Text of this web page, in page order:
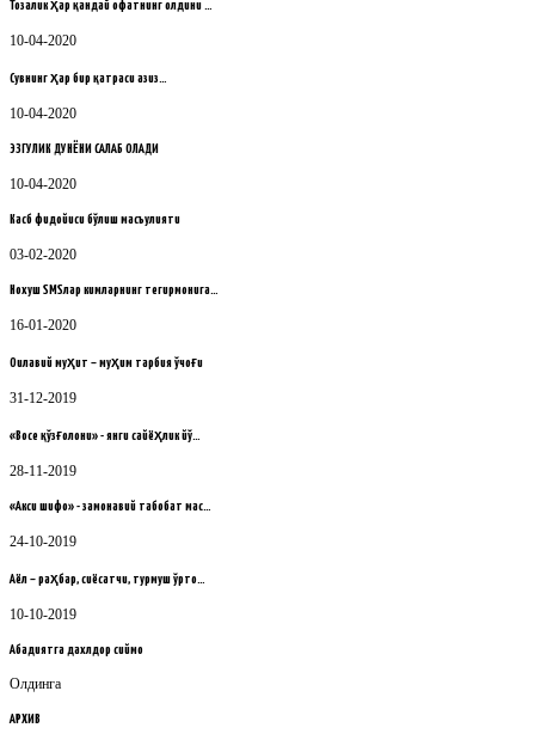
Тозалик ҳар қандай офатнинг олдини …
10-04-2020
Сувнинг ҳар бир қатраси азиз…
10-04-2020
ЭЗГУЛИК ДУНЁНИ САҚЛАБ ҚОЛАДИ
10-04-2020
Касб фидойиси бўлиш масъулияти
03-02-2020
Нохуш SMSлар кимларнинг тегирмонига…
16-01-2020
Оилавий муҳит – муҳим тарбия ўчоғи
31-12-2019
«Восе қўзғолони» - янги сайёҳлик йў…
28-11-2019
«Акси шифо» - замонавий табобат мас…
24-10-2019
Аёл – раҳбар, сиёсатчи, турмуш ўрто…
10-10-2019
Абадиятга дахлдор сиймо
Олдинга
АРХИВ